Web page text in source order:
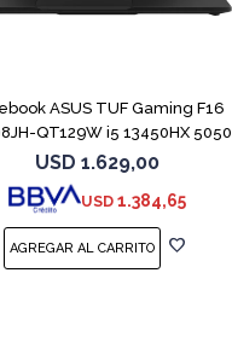
ASUS TUF Gaming F16
QT129W i5 13450HX 5050
USD 1.629,00
USD 1.384,65